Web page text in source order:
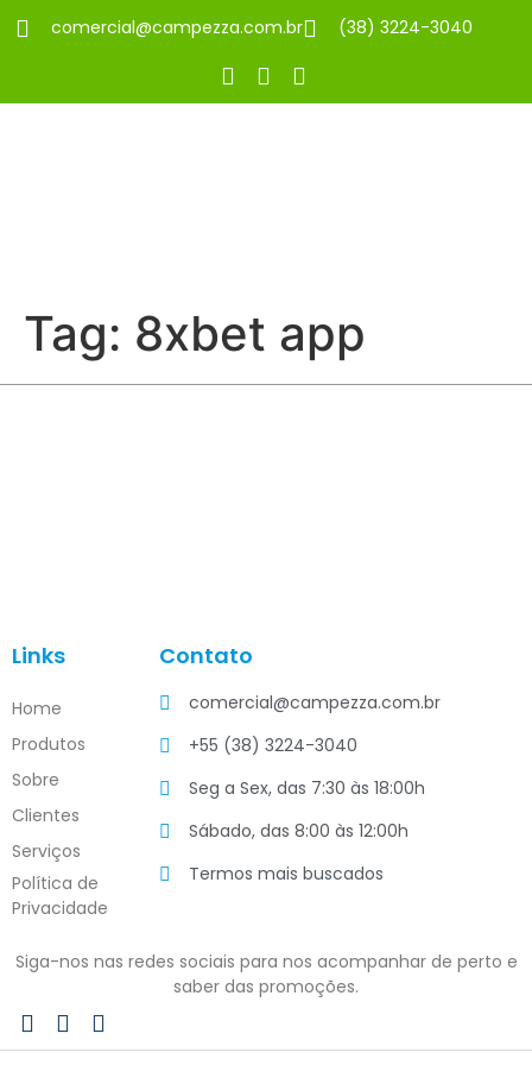
comercial@campezza.com.br (38) 3224-3040
Tag: 8xbet app
Links
Home
Produtos
Sobre
Clientes
Serviços
Política de
Privacidade
Contato
comercial@campezza.com.br
+55 (38) 3224-3040
Seg a Sex, das 7:30 às 18:00h
Sábado, das 8:00 às 12:00h
Termos mais buscados
Siga-nos nas redes sociais para nos acompanhar de perto e
saber das promoções.